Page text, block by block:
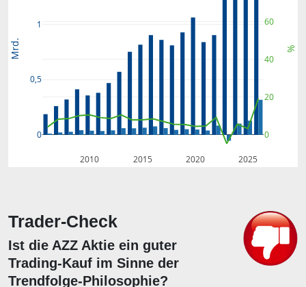
2010 2015 2020 2025
0
0,5
1
0
20
40
60
Mrd. %
Trader-Check
Ist die AZZ Aktie ein guter
Trading-Kauf im Sinne der
Trendfolge-Philosophie?